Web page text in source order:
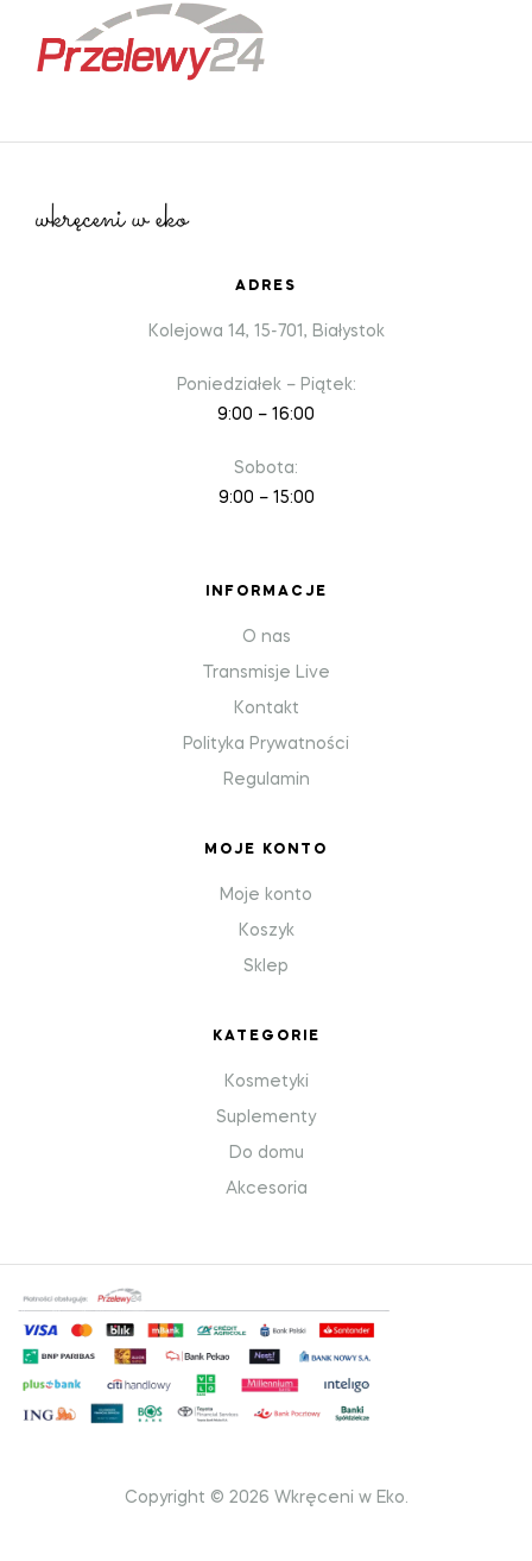
ADRES
Kolejowa 14, 15-701, Białystok
Poniedziałek – Piątek:
9:00 – 16:00
Sobota:
9:00 – 15:00
INFORMACJE
O nas
Transmisje Live
Kontakt
Polityka Prywatności
Regulamin
MOJE KONTO
Moje konto
Koszyk
Sklep
KATEGORIE
Kosmetyki
Suplementy
Do domu
Akcesoria
Copyright © 2026 Wkręceni w Eko.